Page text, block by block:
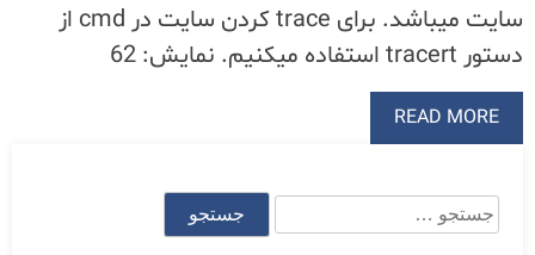
سایت میباشد. برای trace کردن سایت در cmd از
دستور tracert استفاده میکنیم. نمایش: 62
READ MORE
جستجو
برای: